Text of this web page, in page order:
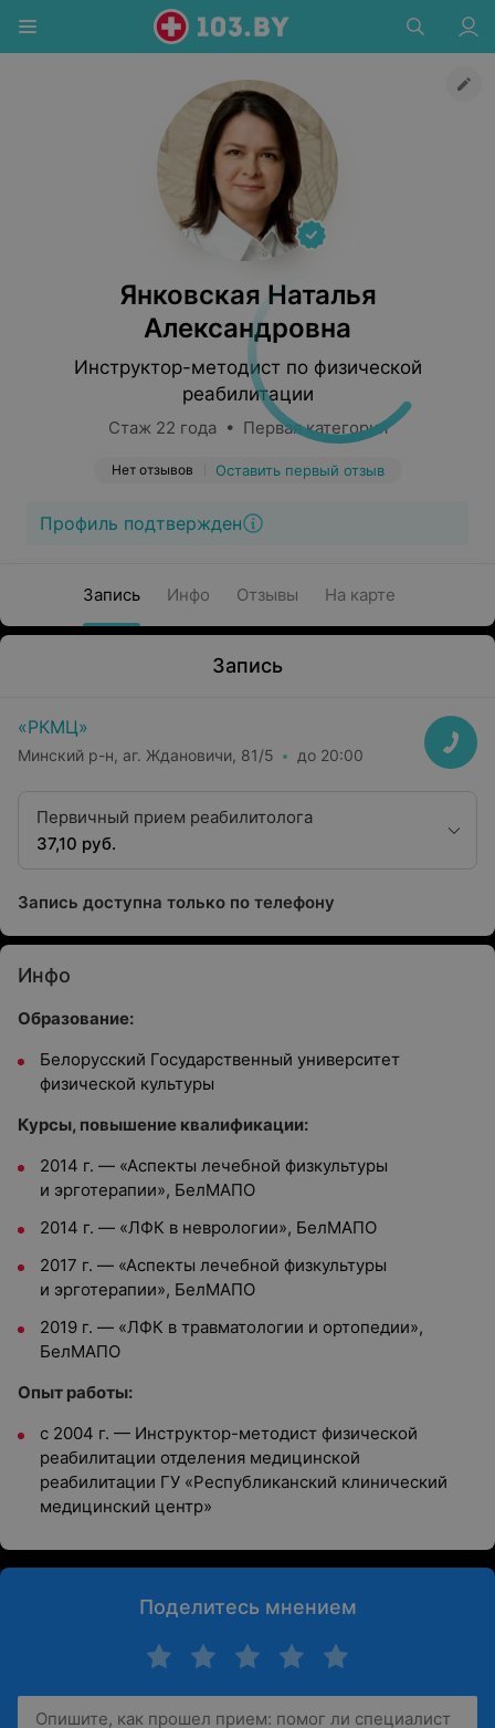
Янковская Наталья
Александровна
Инструктор-методист по физической
реабилитации
Стаж 22 года • Первая категория
Нет отзывов Оставить первый отзыв
Профиль подтвержден
Запись Инфо Отзывы На карте
Запись
«РКМЦ»
Минский р-н, аг. Ждановичи, 81/5 до 20:00
Первичный прием реабилитолога
37,10 руб.
Запись доступна только по телефону
Инфо
Образование:
Белорусский Государственный университет
физической культуры
Курсы, повышение квалификации:
2014 г. — «Аспекты лечебной физкультуры
и эрготерапии», БелМАПО
2014 г. — «ЛФК в неврологии», БелМАПО
2017 г. — «Аспекты лечебной физкультуры
и эрготерапии», БелМАПО
2019 г. — «ЛФК в травматологии и ортопедии»,
БелМАПО
Опыт работы:
с 2004 г. — Инструктор-методист физической
реабилитации отделения медицинской
реабилитации ГУ «Республиканский клинический
медицинский центр»
Поделитесь мнением